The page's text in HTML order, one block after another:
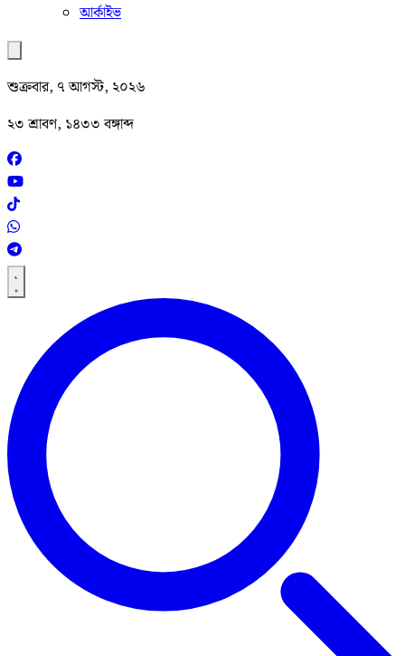
আর্কাইভ
শুক্রবার, ৭ আগস্ট, ২০২৬
২৩ শ্রাবণ, ১৪৩৩ বঙ্গাব্দ